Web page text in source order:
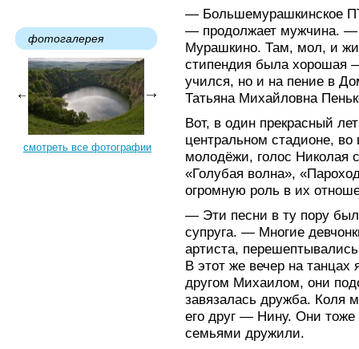
фотогалерея
смотреть все фотографии
— Большемурашкинское
— продолжает мужчина. —
Мурашкино. Там, мол, и
стипендия была хорошая
учился, но и на пение в
Татьяна Михайловна
Вот, в один прекрасный
центральном стадионе,
молодёжи, голос Николая
«Голубая волна»,
огромную роль в их
— Эти песни в ту пору
супруга. — Многие
артиста,
В этот же вечер на
другом Михаилом, они
завязалась дружба. Коля
его друг — Нину. Они
семьями дружили.